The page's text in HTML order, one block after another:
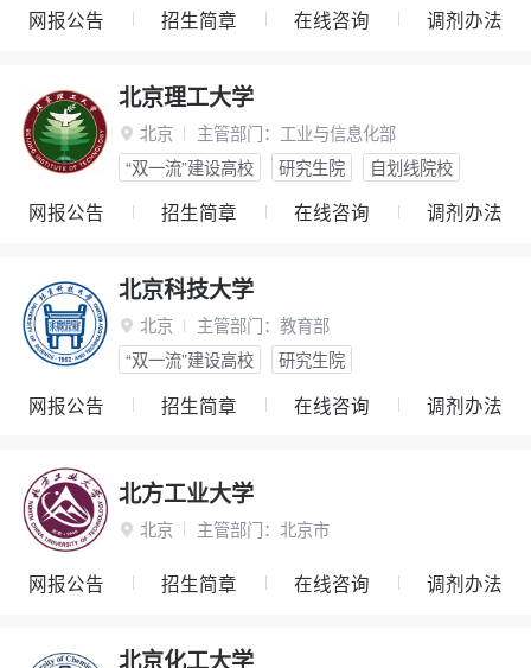
网报公告 招生简章 在线咨询 调剂办法
北京理工大学
 北京 主管部门： 工业与信息化部
“双一流”建设高校
研究生院 自划线院校
网报公告 招生简章 在线咨询 调剂办法
北京科技大学
 北京 主管部门： 教育部
“双一流”建设高校
研究生院
网报公告 招生简章 在线咨询 调剂办法
北方工业大学
 北京 主管部门： 北京市
网报公告 招生简章 在线咨询 调剂办法
北京化工大学